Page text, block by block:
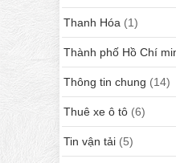
Thanh Hóa (1)
Thành phố Hồ Chí
Thông tin chung (14)
Thuê xe ô tô (6)
Tin vận tải (5)